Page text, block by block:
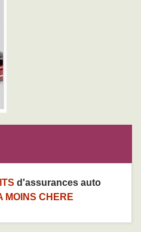
d'assurances auto
MOINS CHERE